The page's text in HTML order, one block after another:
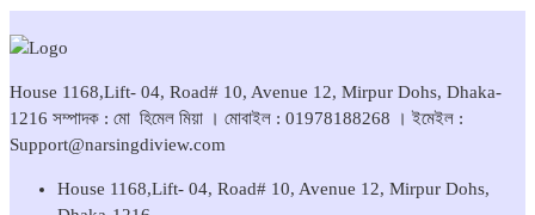
House 1168,Lift- 04, Road# 10, Avenue 12, Mirpur Dohs, Dhaka-
1216 সম্পাদক : মো হিমেল মিয়া । মোবাইল : 01978188268 । ইমেইল :
Support@narsingdiview.com
House 1168,Lift- 04, Road# 10, Avenue 12, Mirpur Dohs,